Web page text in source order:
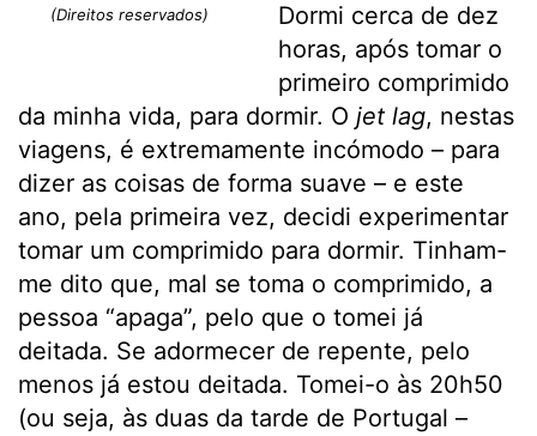
(Direitos reservados)
Dormi cerca de dez
horas, após tomar o
primeiro comprimido
da minha vida, para dormir. O jet lag, nestas
viagens, é extremamente incómodo – para
dizer as coisas de forma suave – e este
ano, pela primeira vez, decidi experimentar
tomar um comprimido para dormir. Tinham-
me dito que, mal se toma o comprimido, a
pessoa “apaga”, pelo que o tomei já
deitada. Se adormecer de repente, pelo
menos já estou deitada. Tomei-o às 20h50
(ou seja, às duas da tarde de Portugal –